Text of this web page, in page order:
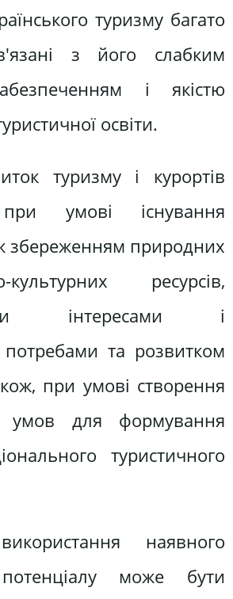
туризму багато
з його слабким
і якістю
освіти.
туризму і курортів
умові існування
збереженням природних
ресурсів,
інтересами і
та розвитком
при умові створення
умов для формування
туристичного
наявного
може бути